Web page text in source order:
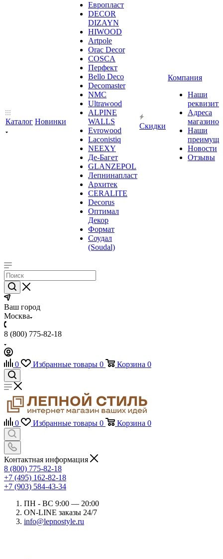
Каталог Новинки
Европласт
DECOR
DIZAYN
HIWOOD
Artpole
Orac Decor
COSCA
Перфект
Bello Deco
Decomaster
NMС
Ultrawood
ALPINE
WALLS
Evrowood
Laconistiq
NEEXY
Де-Багет
GLANZEPOL
Лепнинапласт
Архитек
CERALITE
Decorus
Оптимал
Декор
Формат
Соудал
(Soudal)
Скидки
Компания
Наши
Адреса
магазинов
Наши
Новости
Отзывы
Ваш город
Москва
8 (800) 775-82-18
0 Избранные товары 0 Корзина 0
0 Избранные товары 0 Корзина 0
Контактная информация
8 (800) 775-82-18
+7 (495) 162-82-18
+7 (903) 584-43-34
ПН - ВС 9:00 — 20:00
ON-LINE заказы 24/7
info@lepnostyle.ru